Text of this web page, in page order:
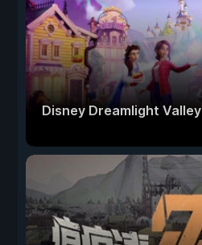
Disney Dreamlight Valley